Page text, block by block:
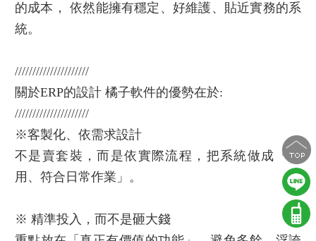
的成本， 依然能擁有穩定、好維護、貼近實務的系
統。
/////////////////////
關於ERP的設計 橘子軟件的優勢在於:
/////////////////////
※客製化、依需求設計
不是賣套裝，而是依實際流程，把系統做成「好
用、符合日常作業」。
※ 精準投入，而不是砸大錢